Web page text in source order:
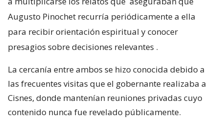
Augusto Pinochet recurría periódicamente a ella
para recibir orientación espiritual y conocer
presagios sobre decisiones relevantes .
La cercanía entre ambos se hizo conocida debido a
las frecuentes visitas que el gobernante realizaba a
Cisnes, donde mantenían reuniones privadas cuyo
contenido nunca fue revelado públicamente.